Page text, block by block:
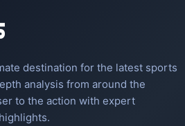
destination for the latest sports
analysis from around the
to the action with expert